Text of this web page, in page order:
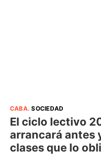
CABA.SOCIEDAD
El ciclo lectivo
arrancará antes
clases que lo